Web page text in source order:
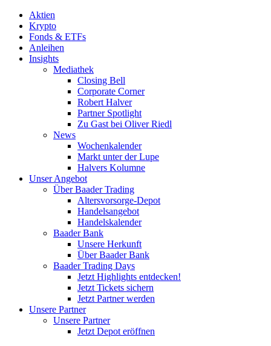
Aktien
Krypto
Fonds & ETFs
Anleihen
Insights
Mediathek
Closing Bell
Corporate Corner
Robert Halver
Partner Spotlight
Zu Gast bei Oliver Riedl
News
Wochenkalender
Markt unter der Lupe
Halvers Kolumne
Unser Angebot
Über Baader Trading
Altersvorsorge-Depot
Handelsangebot
Handelskalender
Baader Bank
Unsere Herkunft
Über Baader Bank
Baader Trading Days
Jetzt Highlights entdecken!
Jetzt Tickets sichern
Jetzt Partner werden
Unsere Partner
Unsere Partner
Jetzt Depot eröffnen